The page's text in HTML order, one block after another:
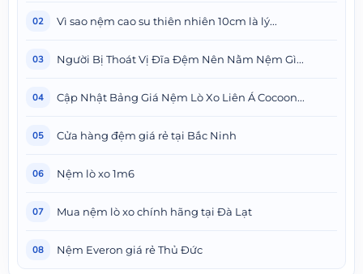
02 Vì sao nệm cao su thiên nhiên 10cm là lý...
03 Người Bị Thoát Vị Đĩa Đệm Nên Nằm Nệm Gì...
04 Cập Nhật Bảng Giá Nệm Lò Xo Liên Á Cocoon...
05 Cửa hàng đệm giá rẻ tại Bắc Ninh
06 Nệm lò xo 1m6
07 Mua nệm lò xo chính hãng tại Đà Lạt
08 Nệm Everon giá rẻ Thủ Đức